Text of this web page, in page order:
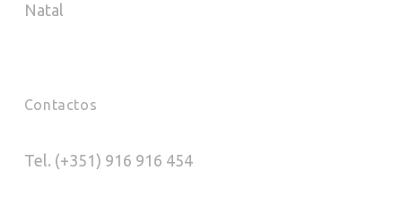
Natal
Contactos
Tel. (+351) 916 916 454